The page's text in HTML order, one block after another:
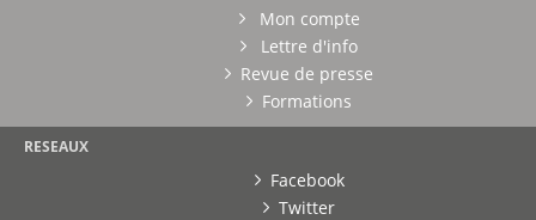
Mon compte
Lettre d'info
Revue de presse
Formations
RESEAUX
Facebook
Twitter